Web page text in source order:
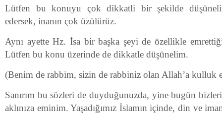
Lütfen bu konuyu çok dikkatli bir şekilde
edersek, inanın çok üzülürüz.
Aynı ayette Hz. İsa bir başka şeyi de özellikle
Lütfen bu konu üzerinde de dikkatle düşünelim.
(Benim de rabbim, sizin de rabbiniz olan Allah’a kulluk
Sanırım bu sözleri de duyduğunuzda, yine bugün
aklınıza eminim. Yaşadığımız İslamın içinde, din ve